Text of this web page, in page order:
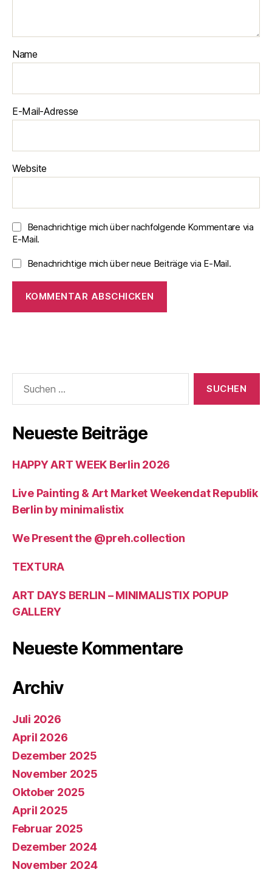
Name
E-Mail-Adresse
Website
Benachrichtige mich über nachfolgende Kommentare via
E-Mail.
Benachrichtige mich über neue Beiträge via E-Mail.
nach:
Neueste Beiträge
HAPPY ART WEEK Berlin 2026
Live Painting & Art Market Weekendat Republik
Berlin by minimalistix
We Present the @preh.collection
TEXTURA
ART DAYS BERLIN – MINIMALISTIX POPUP
GALLERY
Neueste Kommentare
Archiv
Juli 2026
April 2026
Dezember 2025
November 2025
Oktober 2025
April 2025
Februar 2025
Dezember 2024
November 2024